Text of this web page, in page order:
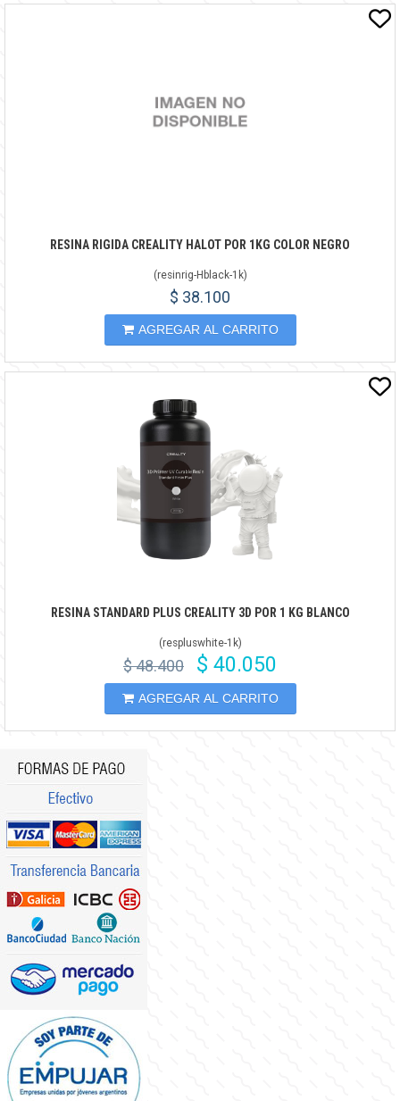
RESINA RIGIDA CREALITY HALOT POR 1KG COLOR NEGRO
(resinrig-Hblack-1k)
$ 38.100
AGREGAR AL CARRITO
RESINA STANDARD PLUS CREALITY 3D POR 1 KG BLANCO
(respluswhite-1k)
$ 48.400 $ 40.050
AGREGAR AL CARRITO